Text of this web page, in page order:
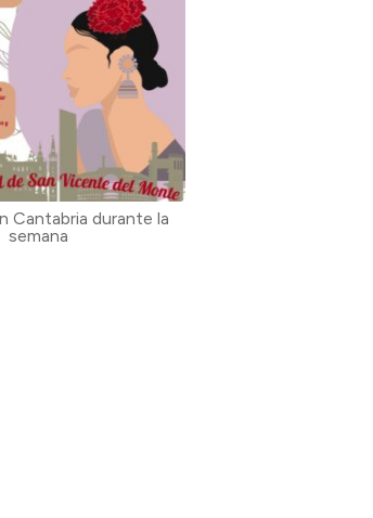
Cantabria durante la
semana